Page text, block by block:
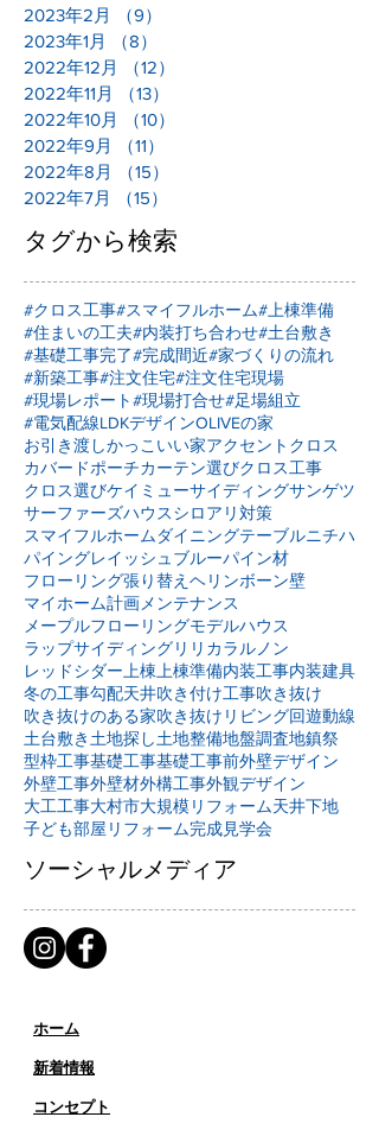
2023年2月
（9）
2023年1月
（8）
2022年12月
（12）
2022年11月
（13）
2022年10月
（10）
2022年9月
（11）
2022年8月
（15）
2022年7月
（15）
タグから検索
#クロス工事#スマイフルホーム#上棟準備
#住まいの工夫#内装打ち合わせ#土台敷き
#基礎工事完了#完成間近#家づくりの流れ
#新築工事#注文住宅#注文住宅現場
#現場レポート#現場打合せ#足場組立
#電気配線LDKデザインOLIVEの家
お引き渡しかっこいい家アクセントクロス
カバードポーチカーテン選びクロス工事
クロス選びケイミューサイディングサンゲツ
サーファーズハウスシロアリ対策
スマイフルホームダイニングテーブルニチハ
パイングレイッシュブルーパイン材
フローリング張り替え ヘリンボーン壁
マイホーム計画 メンテナンス
メープルフローリングモデルハウス
ラップサイディングリリカラ ルノン
レッドシダー 上棟 上棟準備内装工事内装建具
冬の工事勾配天井吹き付け工事吹き抜け
吹き抜けのある家吹き抜けリビング回遊動線
土台敷き 土地探し土地整備地盤調査地鎮祭
型枠工事基礎工事基礎工事前外壁デザイン
外壁工事外壁材外構工事外観デザイン
大工工事大村市大規模リフォーム天井下地
子ども部屋リフォーム完成見学会
ソーシャルメディア
ホーム
新着情報
コンセプト